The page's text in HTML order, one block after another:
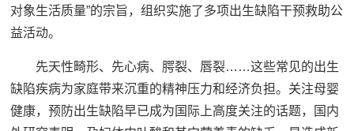
对象生活质量”的宗旨，组织实施了多项出生缺陷干预救助公
益活动。
先天性畸形、先心病、腭裂、唇裂……这些常见的出生
缺陷疾病为家庭带来沉重的精神压力和经济负担。关注母婴
健康，预防出生缺陷早已成为国际上高度关注的话题，国内